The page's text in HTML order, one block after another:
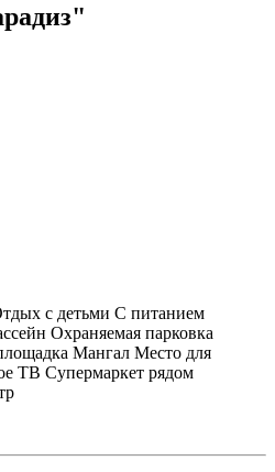
с детьми С питанием
Охраняемая парковка
Мангал Место для
ТВ Супермаркет рядом